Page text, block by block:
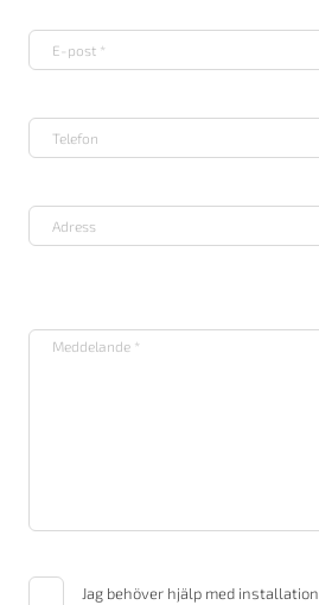
Jag behöver hjälp med installation